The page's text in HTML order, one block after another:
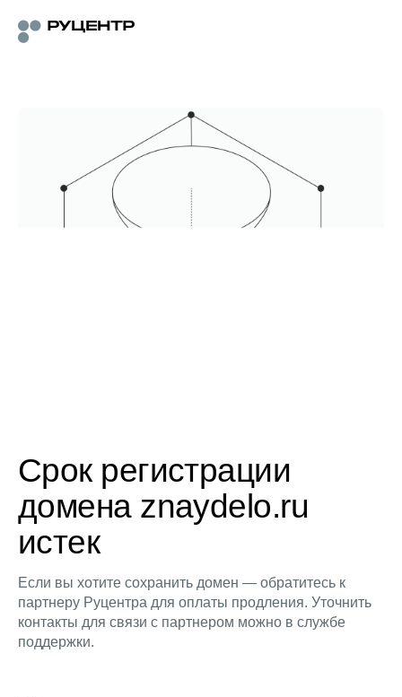
Срок регистрации
домена znaydelo.ru
истек
Если вы хотите сохранить домен — обратитесь к
партнеру Руцентра для оплаты продления. Уточнить
контакты для связи с партнером можно в службе
поддержки.